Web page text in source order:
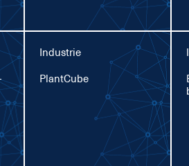
Industrie
Plant­Cu­be